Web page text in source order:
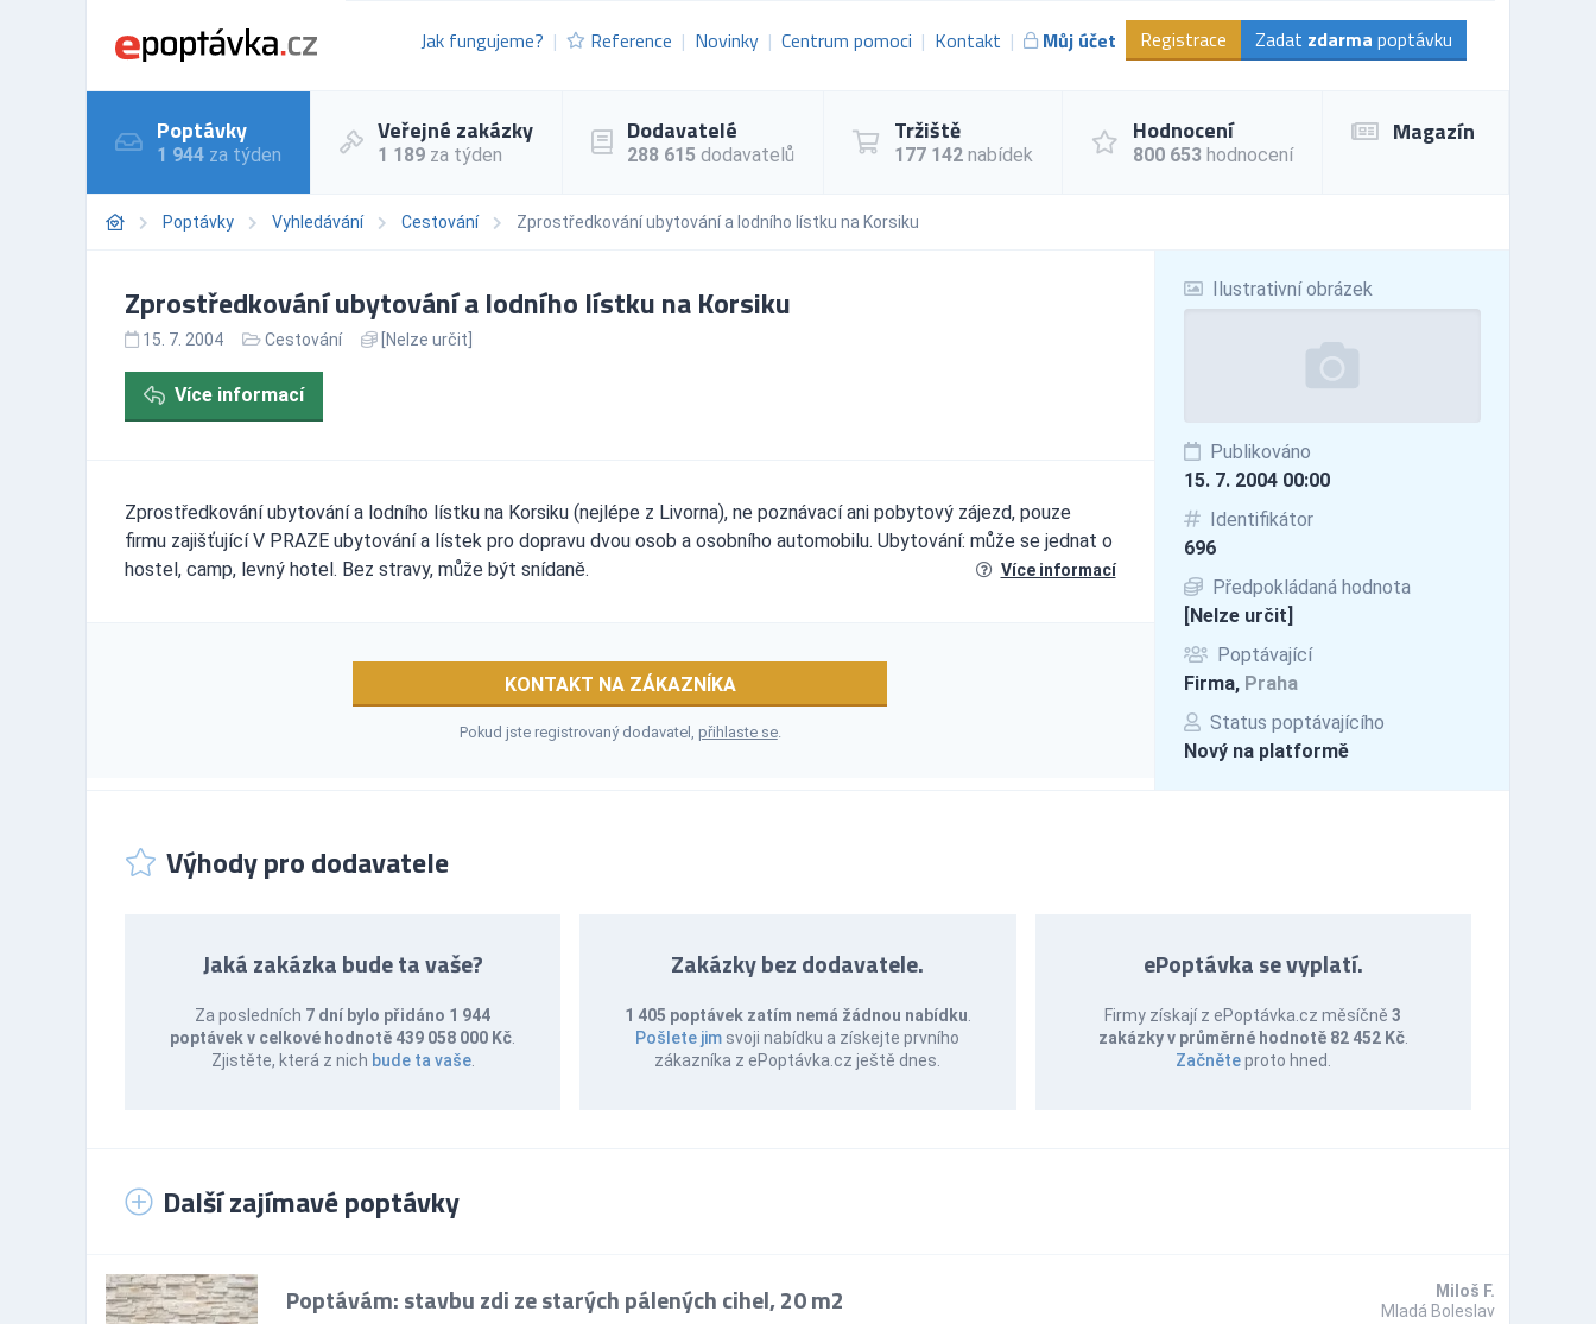
Jak fungujeme? Reference Novinky Centrum pomoci Kontakt Můj účet Registrace Zadat zdarma poptávku
Poptávky
1 944 za týden
Veřejné zakázky
1 189 za týden
Dodavatelé
288 615 dodavatelů
Tržiště
177 142 nabídek
Hodnocení
800 653 hodnocení
Magazín
Poptávky Vyhledávání Cestování Zprostředkování ubytování a lodního lístku na Korsiku
Ilustrativní obrázek
Publikováno
15. 7. 2004 00:00
Identifikátor
696
Předpokládaná hodnota
[Nelze určit]
Poptávající
Firma, Praha
Status poptávajícího
Nový na platformě
Zprostředkování ubytování a lodního lístku na Korsiku
15. 7. 2004 Cestování [Nelze určit]
Více informací
Zprostředkování ubytování a lodního lístku na Korsiku (nejlépe z Livorna), ne poznávací ani pobytový zájezd, pouze
firmu zajišťující V PRAZE ubytování a lístek pro dopravu dvou osob a osobního automobilu. Ubytování: může se jednat o
hostel, camp, levný hotel. Bez stravy, může být snídaně.
Více informací
KONTAKT NA ZÁKAZNÍKA
Pokud jste registrovaný dodavatel, přihlaste se.
Výhody pro dodavatele
Jaká zakázka bude ta vaše?
Za posledních 7 dní bylo přidáno 1 944
poptávek v celkové hodnotě 439 058 000 Kč
Zjistěte, která z nich bude ta vaše.
Zakázky bez dodavatele.
1 405 poptávek zatím nemá žádnou nabídku
Pošlete jim svoji nabídku a získejte prvního
zákazníka z ePoptávka.cz ještě dnes.
ePoptávka se vyplatí.
Firmy získají z ePoptávka.cz měsíčně3
zakázky v průměrné hodnotě 82 452 Kč.
Začněteproto hned.
Další zajímavé poptávky
Poptávám: stavbu zdi ze starých pálených cihel, 20 m2
Miloš F.
Mladá Boleslav